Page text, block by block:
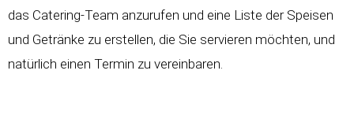
das Catering-Team anzurufen und eine Liste der Speisen
und Getränke zu erstellen, die Sie servieren möchten, und
natürlich einen Termin zu vereinbaren.